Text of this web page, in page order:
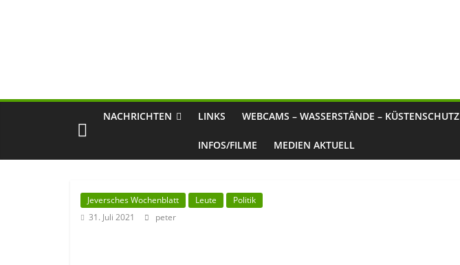
NACHRICHTEN LINKS WEBCAMS – WASSERSTÄNDE – KÜSTENSCHUTZ
INFOS/FILME MEDIEN AKTUELL
Jeversches Wochenblatt Leute
Politik
31. Juli 2021
peter